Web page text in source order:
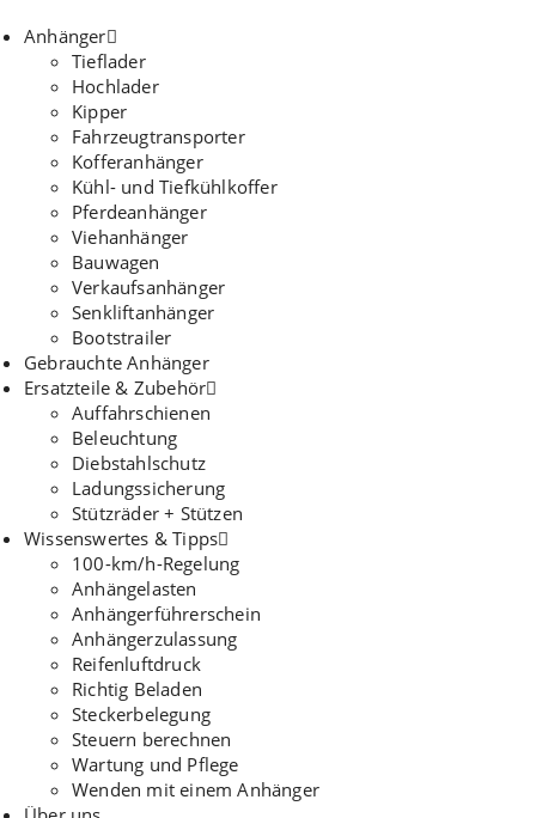
Anhänger
Tieflader
Hochlader
Kipper
Fahrzeugtransporter
Kofferanhänger
Kühl- und Tiefkühlkoffer
Pferdeanhänger
Viehanhänger
Bauwagen
Verkaufsanhänger
Senkliftanhänger
Bootstrailer
Gebrauchte Anhänger
Ersatzteile & Zubehör
Auffahrschienen
Beleuchtung
Diebstahlschutz
Ladungssicherung
Stützräder + Stützen
Wissenswertes & Tipps
100-km/h-Regelung
Anhängelasten
Anhängerführerschein
Anhängerzulassung
Reifenluftdruck
Richtig Beladen
Steckerbelegung
Steuern berechnen
Wartung und Pflege
Wenden mit einem Anhänger